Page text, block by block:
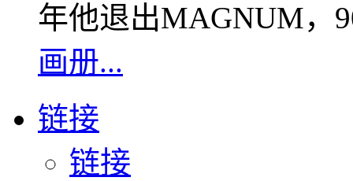
年他退出MAGNUM，
画册...
链接
链接